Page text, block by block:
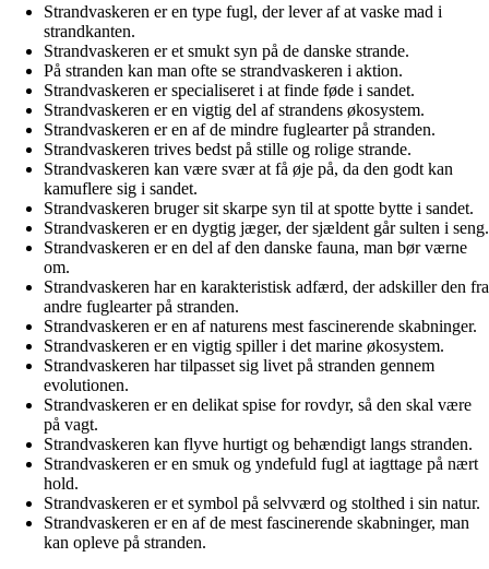
Strandvaskeren er en type fugl, der lever af at vaske mad i
strandkanten.
Strandvaskeren er et smukt syn på de danske strande.
På stranden kan man ofte se strandvaskeren i aktion.
Strandvaskeren er specialiseret i at finde føde i sandet.
Strandvaskeren er en vigtig del af strandens økosystem.
Strandvaskeren er en af de mindre fuglearter på stranden.
Strandvaskeren trives bedst på stille og rolige strande.
Strandvaskeren kan være svær at få øje på, da den godt kan
kamuflere sig i sandet.
Strandvaskeren bruger sit skarpe syn til at spotte bytte i sandet.
Strandvaskeren er en dygtig jæger, der sjældent går sulten i seng.
Strandvaskeren er en del af den danske fauna, man bør værne
om.
Strandvaskeren har en karakteristisk adfærd, der adskiller den fra
andre fuglearter på stranden.
Strandvaskeren er en af naturens mest fascinerende skabninger.
Strandvaskeren er en vigtig spiller i det marine økosystem.
Strandvaskeren har tilpasset sig livet på stranden gennem
evolutionen.
Strandvaskeren er en delikat spise for rovdyr, så den skal være
på vagt.
Strandvaskeren kan flyve hurtigt og behændigt langs stranden.
Strandvaskeren er en smuk og yndefuld fugl at iagttage på nært
hold.
Strandvaskeren er et symbol på selvværd og stolthed i sin natur.
Strandvaskeren er en af de mest fascinerende skabninger, man
kan opleve på stranden.